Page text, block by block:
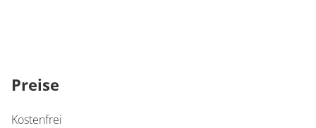
Preise
Kostenfrei